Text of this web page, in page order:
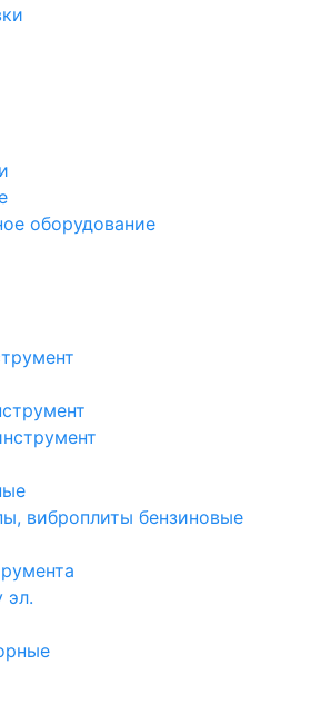
оборудование
виброплиты бензиновые
эл.